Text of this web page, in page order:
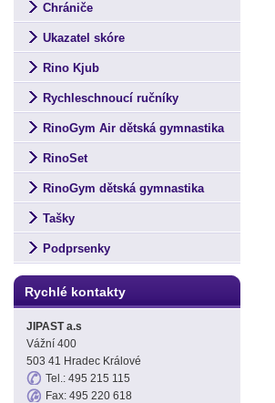
Chrániče
Ukazatel skóre
Rino Kjub
Rychleschnoucí ručníky
RinoGym Air dětská gymnastika
RinoSet
RinoGym dětská gymnastika
Tašky
Podprsenky
Rychlé kontakty
JIPAST a.s
Vážní 400
503 41 Hradec Králové
Tel.: 495 215 115
Fax: 495 220 618